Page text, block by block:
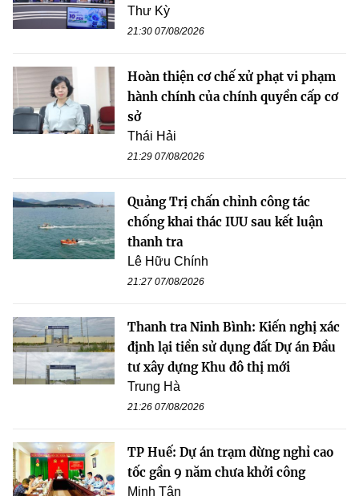
Thư Kỳ
21:30 07/08/2026
Hoàn thiện cơ chế xử phạt vi phạm
hành chính của chính quyền cấp cơ
sở
Thái Hải
21:29 07/08/2026
Quảng Trị chấn chỉnh công tác
chống khai thác IUU sau kết luận
thanh tra
Lê Hữu Chính
21:27 07/08/2026
Thanh tra Ninh Bình: Kiến nghị xác
định lại tiền sử dụng đất Dự án Đầu
tư xây dựng Khu đô thị mới
Trung Hà
21:26 07/08/2026
TP Huế: Dự án trạm dừng nghỉ cao
tốc gần 9 năm chưa khởi công
Minh Tân